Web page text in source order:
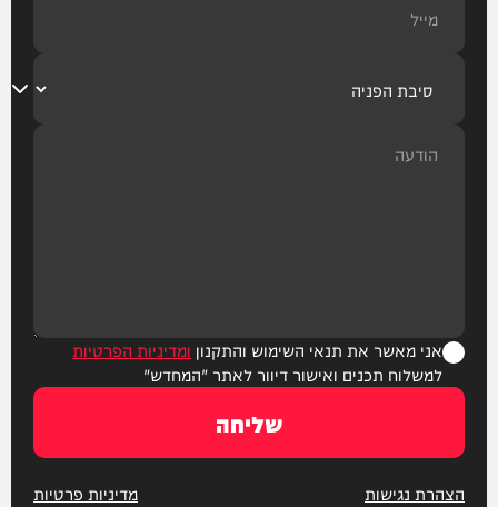
אני מאשר את תנאי השימוש והתקנון ומדיניות הפרטיות
למשלוח תכנים ואישור דיוור לאתר "המחדש"
שליחה
הצהרת נגישות מדיניות פרטיות